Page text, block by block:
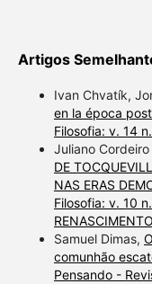
Artigos
Ivan Chvatík,
en la época
Filosofia: v. 14
Juliano
DE
NAS ERAS
Filosofia: v. 10
Samuel Dimas,
comunhão
Pensando -